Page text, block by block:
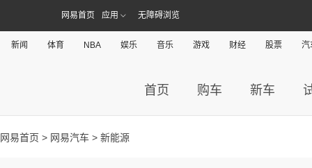
网易首页 应用 无障碍浏览
新闻 体育 NBA 娱乐 音乐 游戏 财经 股票 汽
首页 购车 新车
网易首页 > 网易汽车 > 新能源